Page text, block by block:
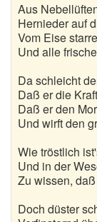
Kurze
Aus
Hernieder auf
Vom Eise
Und alle
Da schleicht
Daß er die
Daß er den
Und wirft den
Wie tröstlich
Und in der
Zu wissen,
Doch düster